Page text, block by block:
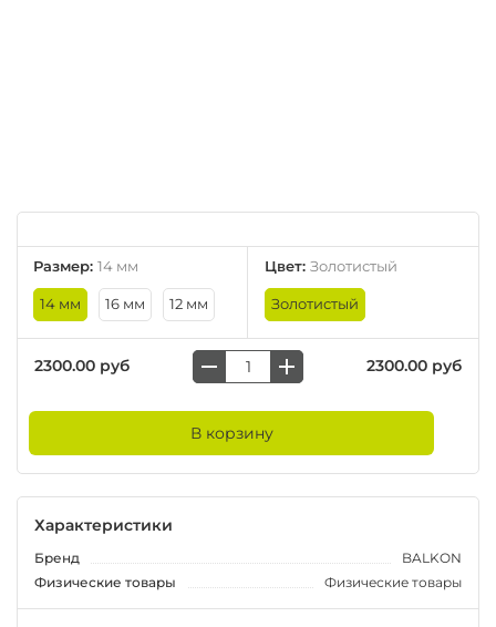
Размер: 14 мм
14 мм 16 мм 12 мм
Цвет: Золотистый
Золотистый
2300.00 руб 2300.00 руб
В корзину
Характеристики
Бренд
BALKON
Физические товары
Физические товары